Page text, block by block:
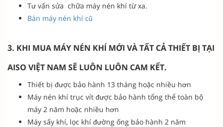
Tư vấn sửa chữa máy nén khí từ xa.
Bán máy nén khí cũ
3. KHI MUA MÁY NÉN KHÍ MỚI VÀ TẤT CẢ THIẾT BỊ TẠI
AISO VIỆT NAM SẼ LUÔN LUÔN CAM KẾT.
Thiết bị được bảo hành 13 tháng hoặc nhiều hơn
Máy nén khí trục vít được bảo hành tổng thể toàn bộ
máy 2 năm hoặc nhiều hơn
Máy sấy khí, lọc khí đường ống bảo hành 2 năm